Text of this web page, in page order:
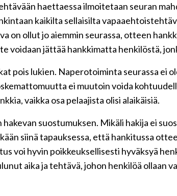
haettaessa ilmoitetaan seuran
kaikilta sellaisilta
on ollut jo aiemmin seurassa, otteen
voidaan jättää hankkimatta henkilöstä,
pois lukien. Naperotoiminta seurassa ei
ei muutoin voida
vaikka osa pelaajista olisi alaikäisiä.
suostumuksen. Mikäli hakija ei
siinä tapauksessa, että hankitussa
voi hyvin poikkeuksellisesti hyväksyä
aika ja tehtävä, johon henkilöä ollaan